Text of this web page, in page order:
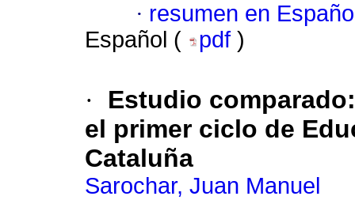
· resumen en
Español (
pdf )
·
Estudio
el primer ciclo de
Cataluña
Sarochar, Juan Manuel